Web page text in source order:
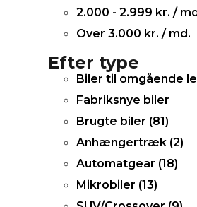
2.000 - 2.999 kr. /
Over 3.000 kr. / md.
Efter type
Biler til omgående
Fabriksnye biler
Brugte biler (81 )
Anhængertræk (2)
Automatgear (18)
Mikrobiler (13)